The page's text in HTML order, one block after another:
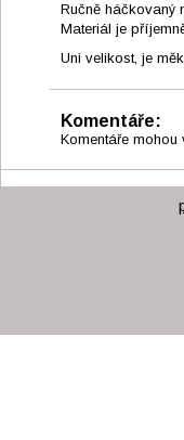
Ručně háčkovaný
Materiál je
Uni velikost, je
Komentáře:
Komentáře